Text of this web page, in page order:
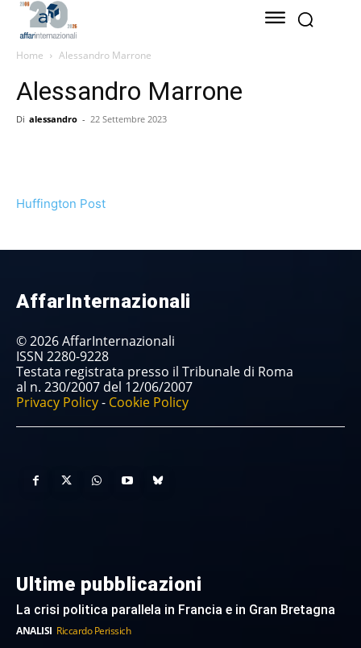
Home Alessandro Marrone
Alessandro Marrone
Di alessandro - 22 Settembre 2023
Huffington Post
AffarInternazionali
© 2026 AffarInternazionali
ISSN 2280-9228
Testata registrata presso il Tribunale di Roma
al n. 230/2007 del 12/06/2007
Privacy Policy- Cookie Policy
Ultime pubblicazioni
La crisi politica parallela in Francia e in Gran Bretagna
ANALISI Riccardo Perissich